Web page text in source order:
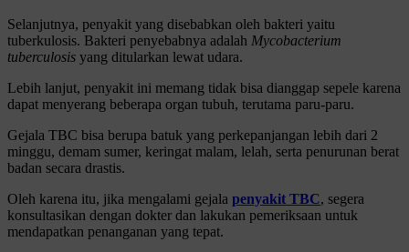
Selanjutnya, penyakit yang disebabkan oleh bakteri yaitu
tuberkulosis. Bakteri penyebabnya adalah Mycobacterium
tuberculosis yang ditularkan lewat udara.
Lebih lanjut, penyakit ini memang tidak bisa dianggap sepele karena
dapat menyerang beberapa organ tubuh, terutama paru-paru.
Gejala TBC bisa berupa batuk yang perkepanjangan lebih dari 2
minggu, demam sumer, keringat malam, lelah, serta penurunan berat
badan secara drastis.
Oleh karena itu, jika mengalami gejala penyakit TBC, segera
konsultasikan dengan dokter dan lakukan pemeriksaan untuk
mendapatkan penanganan yang tepat.